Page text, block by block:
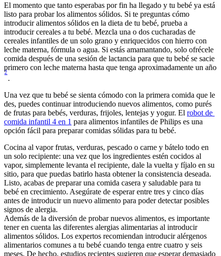
El momento que tanto esperabas por fin ha llegado y tu bebé ya está
listo para probar los alimentos sólidos. Si te preguntas cómo
introducir alimentos sólidos en la dieta de tu bebé, prueba a
introducir cereales a tu bebé. Mezcla una o dos cucharadas de
cereales infantiles de un solo grano y enriquecidos con hierro con
leche materna, fórmula o agua. Si estás amamantando, solo ofrécele
comida después de una sesión de lactancia para que tu bebé se sacie
primero con leche materna hasta que tenga aproximadamente un año
2
.
Una vez que tu bebé se sienta cómodo con la primera comida que le
des, puedes continuar introduciendo nuevos alimentos, como purés
de frutas para bebés, verduras, frijoles, lentejas y yogur. El robot de
comida infantil 4 en 1 para alimentos infantiles de Philips es una
opción fácil para preparar comidas sólidas para tu bebé.
Cocina al vapor frutas, verduras, pescado o carne y bátelo todo en
un solo recipiente: una vez que los ingredientes estén cocidos al
vapor, simplemente levanta el recipiente, dale la vuelta y fíjalo en su
sitio, para que puedas batirlo hasta obtener la consistencia deseada.
Listo, acabas de preparar una comida casera y saludable para tu
bebé en crecimiento. Asegúrate de esperar entre tres y cinco días
antes de introducir un nuevo alimento para poder detectar posibles
signos de alergia.
Además de la diversión de probar nuevos alimentos, es importante
tener en cuenta las diferentes alergias alimentarias al introducir
alimentos sólidos. Los expertos recomiendan introducir alérgenos
alimentarios comunes a tu bebé cuando tenga entre cuatro y seis
meses. De hecho, estudios recientes sugieren que esperar demasiado